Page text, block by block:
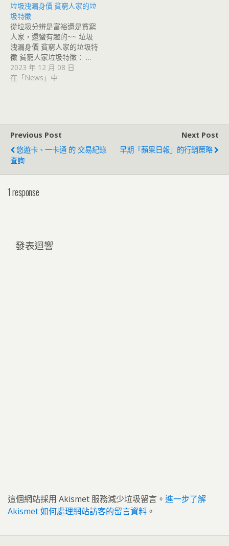
垃圾洩漏身價 貧窮人家的垃
圾特徵
從垃圾分辨是富裕還是貧窮
人家，還蠻有趣的~~ 垃圾
洩漏身價 貧窮人家的垃圾特
徵 貧窮人家垃圾特徵： …
2023 年 12 月 08 日
在「News」中
Previous Post
悠遊卡、一卡通 的 交易紀錄
查詢
Next Post
早期「蘋果日報」的行銷策略
1 response
發表迴響
這個網站採用 Akismet 服務減少垃圾留言。 進一步了解
Akismet 如何處理網站訪客的留言資料 。